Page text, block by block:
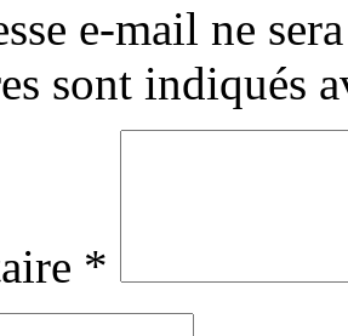
e-mail ne
sont indiqués
*